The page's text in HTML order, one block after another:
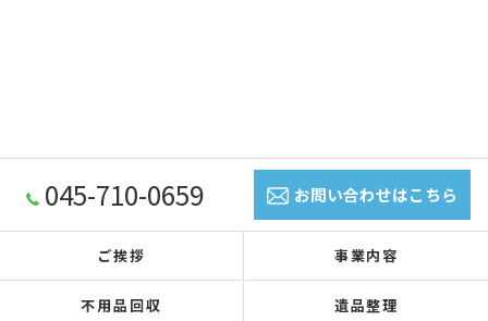
045-710-0659 お問い合わせはこちら
ご挨拶 事業内容
不用品回収 遺品整理